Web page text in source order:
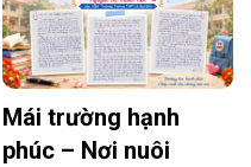
Mái trường hạnh
phúc – Nơi nuôi